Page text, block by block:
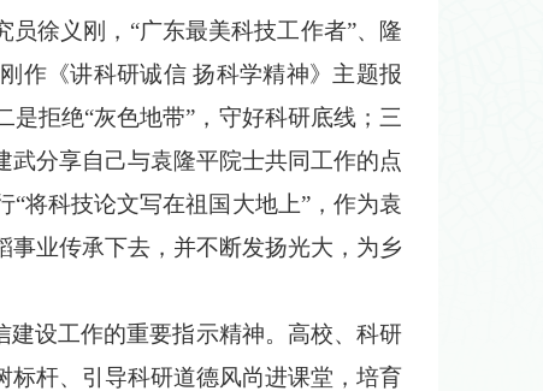
徐义刚，“广东最美科技工作者”、隆
作《讲科研诚信 扬科学精神》主题报
拒绝“灰色地带”，守好科研底线；三
分享自己与袁隆平院士共同工作的点
将科技论文写在祖国大地上”，作为袁
业传承下去，并不断发扬光大，为乡
设工作的重要指示精神。高校、科研
杆、引导科研道德风尚进课堂，培育